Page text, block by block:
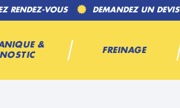
RENDEZ-VOUS DEMANDEZ UN DEVIS
&
FREINAGE